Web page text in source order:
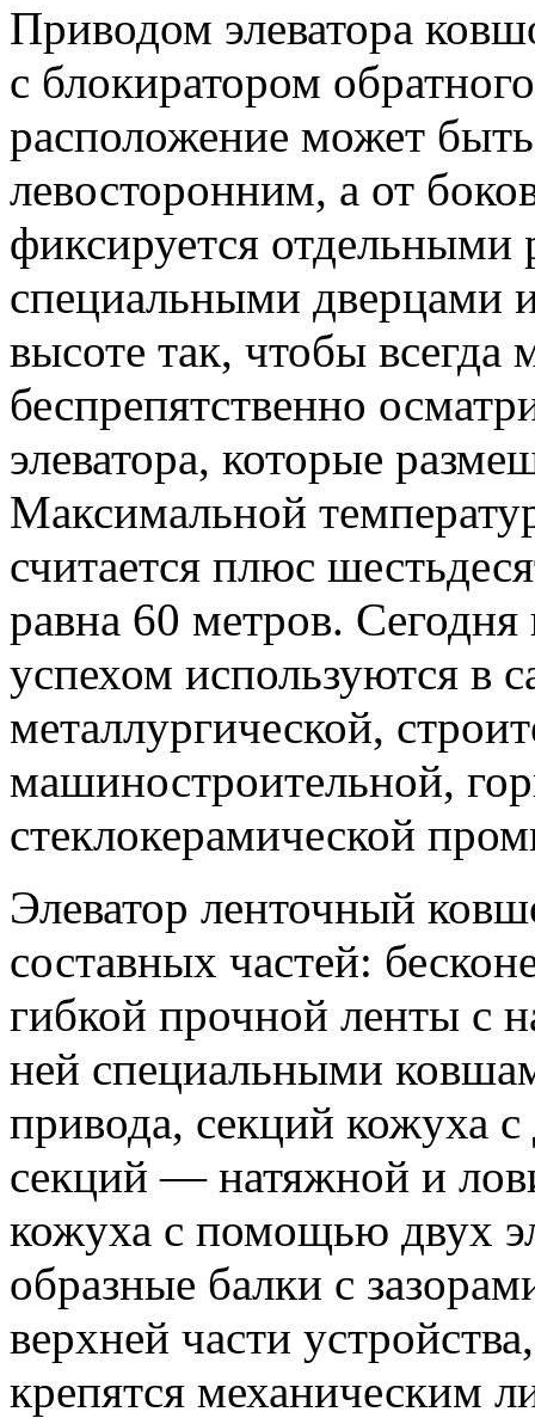
Приводом элеватора
с блокиратором
расположение может
левосторонним, а от
фиксируется
специальными дверцами
высоте так, чтобы
беспрепятственно
элеватора, которые
Максимальной
считается плюс
равна 60 метров.
успехом используются в
металлургической,
машиностроительной,
стеклокерамической
Элеватор ленточный
составных частей:
гибкой прочной ленты с
ней специальными
привода, секций кожуха
секций — натяжной и
кожуха с помощью двух
образные балки с
верхней части
крепятся механическим